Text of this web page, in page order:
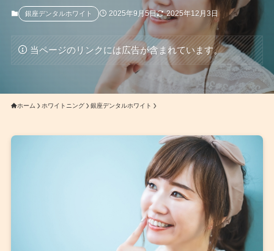
銀座デンタルホワイト 2025年9月5日 2025年12月3日
当ページのリンクには広告が含まれています。
ホーム ホワイトニング 銀座デンタルホワイト